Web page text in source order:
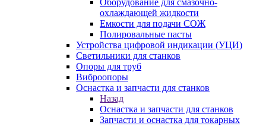
Оборудование для смазочно-
охлаждающей жидкости
Емкости для подачи СОЖ
Полировальные пасты
Устройства цифровой индикации (УЦИ)
Светильники для станков
Опоры для труб
Виброопоры
Оснастка и запчасти для станков
Назад
Оснастка и запчасти для станков
Запчасти и оснастка для токарных